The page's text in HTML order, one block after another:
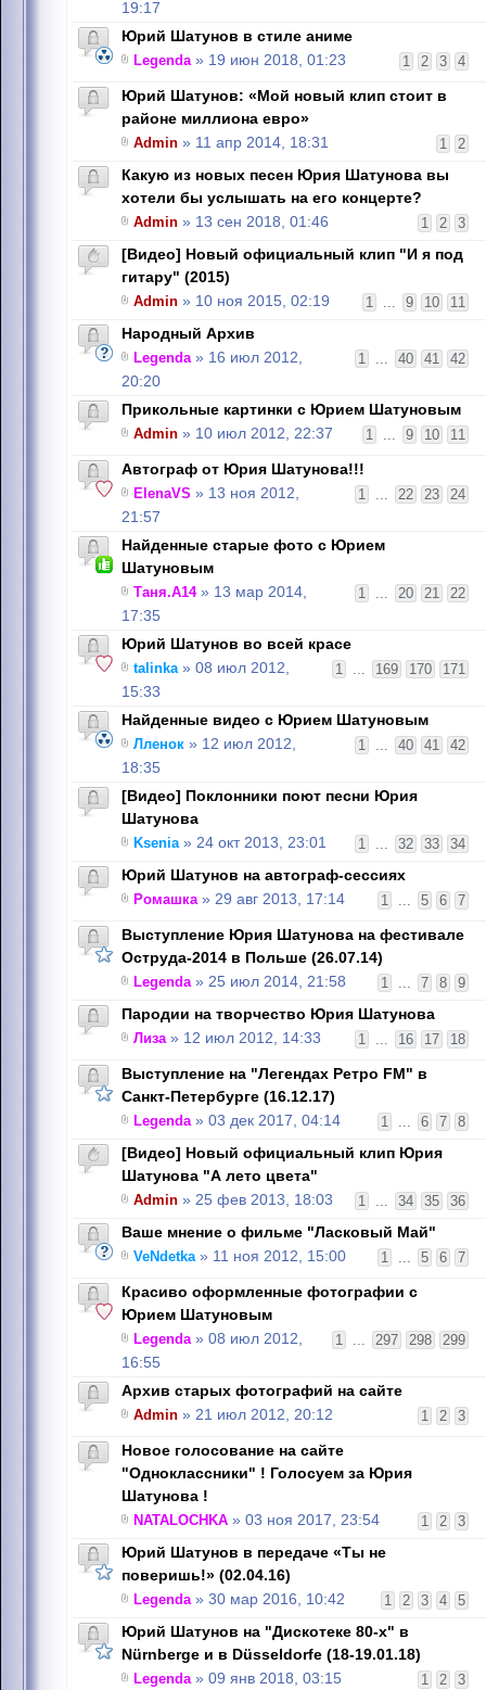
19:17
Юрий Шатунов в стиле аниме
1 2 3 4
Legenda» 19 июн 2018, 01:23
Юрий Шатунов: «Мой новый клип стоит в
районе миллиона евро»
1 2
Admin » 11 апр 2014, 18:31
Какую из новых песен Юрия Шатунова вы
хотели бы услышать на его концерте?
1 2 3
Admin » 13 сен 2018, 01:46
[Видео] Новый официальный клип "И я под
гитару" (2015)
1 ... 9 10 11
Admin » 10 ноя 2015, 02:19
Народный Архив
1 ... 40 41 42
Legenda» 16 июл 2012,
20:20
Прикольные картинки с Юрием Шатуновым
1 ... 9 10 11
Admin » 10 июл 2012, 22:37
Автограф от Юрия Шатунова!!!
1 ... 22 23 24
ElenaVS » 13 ноя 2012,
21:57
Найденные старые фото с Юрием
Шатуновым
1 ... 20 21 22
Таня.А14» 13 мар 2014,
17:35
Юрий Шатунов во всей красе
1 ... 169 170 171
talinka» 08 июл 2012,
15:33
Найденные видео с Юрием Шатуновым
1 ... 40 41 42
Лленок » 12 июл 2012,
18:35
[Видео] Поклонники поют песни Юрия
Шатунова
1 ... 32 33 34
Ksenia» 24 окт 2013, 23:01
Юрий Шатунов на автограф-сессиях
1 ... 5 6 7
Ромашка» 29 авг 2013, 17:14
Выступление Юрия Шатунова на фестивале
Оструда-2014 в Польше (26.07.14)
1 ... 7 8 9
Legenda» 25 июл 2014, 21:58
Пародии на творчество Юрия Шатунова
1 ... 16 17 18
Лиза» 12 июл 2012, 14:33
Выступление на "Легендах Ретро FM" в
Санкт-Петербурге (16.12.17)
1 ... 6 7 8
Legenda» 03 дек 2017, 04:14
[Видео] Новый официальный клип Юрия
Шатунова "А лето цвета"
1 ... 34 35 36
Admin » 25 фев 2013, 18:03
Ваше мнение о фильме "Ласковый Май"
1 ... 5 6 7
VeNdetka» 11 ноя 2012, 15:00
Красиво оформленные фотографии с
Юрием Шатуновым
1 ... 297 298 299
Legenda» 08 июл 2012,
16:55
Архив старых фотографий на сайте
1 2 3
Admin » 21 июл 2012, 20:12
Новое голосование на сайте
"Одноклассники" ! Голосуем за Юрия
Шатунова !
1 2 3
NATALOCHKA » 03 ноя 2017, 23:54
Юрий Шатунов в передаче «Ты не
поверишь!» (02.04.16)
1 2 3 4 5
Legenda» 30 мар 2016, 10:42
Юрий Шатунов на "Дискотеке 80-х" в
Nürnbergе и в Düsseldorfе (18-19.01.18)
1 2 3
Legenda» 09 янв 2018, 03:15